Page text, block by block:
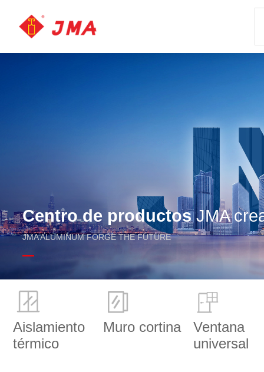
Centro de productosJMA
JMA ALUMINUM FORGE THE FUTURE
Aislamiento
térmico
Muro cortina
Ventana
universal